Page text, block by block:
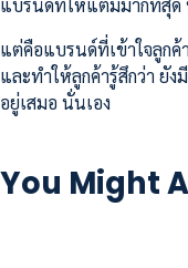
แบรนด์ที่ให้แต้มมากที่สุด
แต่คือแบรนด์ที่เข้าใจลูกค้
และทำให้ลูกค้ารู้สึกว่า ยั
อยู่เสมอ นั่นเอง
You Might